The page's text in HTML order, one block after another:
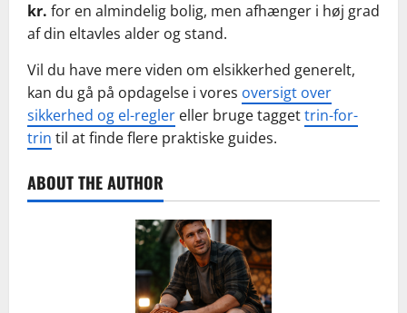
kr. for en almindelig bolig, men afhænger i høj grad
af din eltavles alder og stand.
Vil du have mere viden om elsikkerhed generelt,
kan du gå på opdagelse i vores oversigt over
sikkerhed og el-regler eller bruge taggettrin-for-
trin til at finde flere praktiske guides.
ABOUT THE AUTHOR